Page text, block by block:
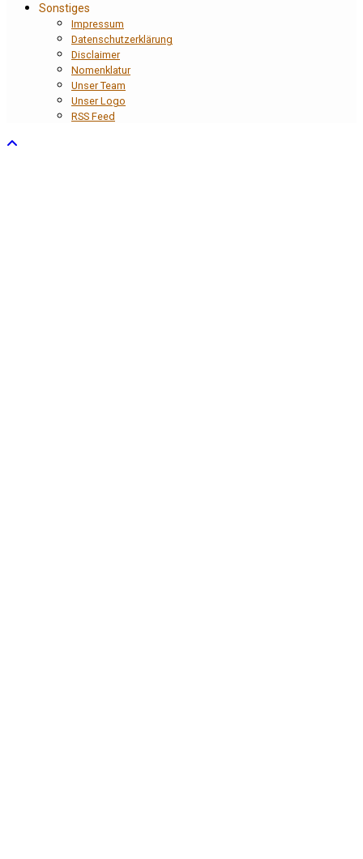
Sonstiges
Impressum
Datenschutzerklärung
Disclaimer
Nomenklatur
Unser Team
Unser Logo
RSS Feed